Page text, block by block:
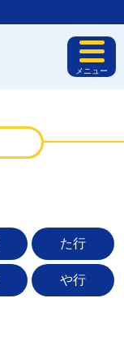
メニュー
た行
や行